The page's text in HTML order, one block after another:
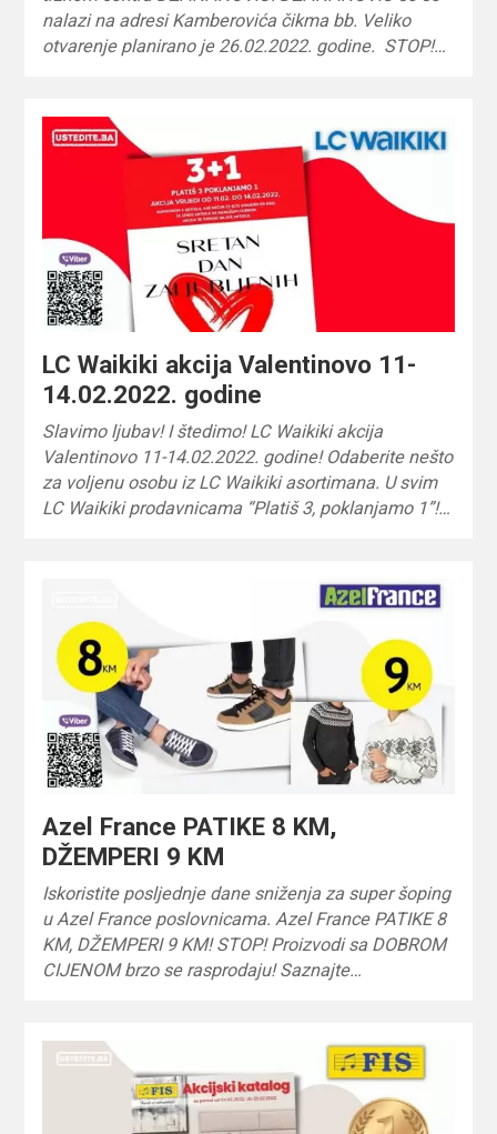
nalazi na adresi Kamberovića čikma bb. Veliko
otvarenje planirano je 26.02.2022. godine. STOP!…
LC Waikiki akcija Valentinovo 11-
14.02.2022. godine
Slavimo ljubav! I štedimo! LC Waikiki akcija
Valentinovo 11-14.02.2022. godine! Odaberite nešto
za voljenu osobu iz LC Waikiki asortimana. U svim
LC Waikiki prodavnicama “Platiš 3, poklanjamo 1”!…
Azel France PATIKE 8 KM,
DŽEMPERI 9 KM
Iskoristite posljednje dane sniženja za super šoping
u Azel France poslovnicama. Azel France PATIKE 8
KM, DŽEMPERI 9 KM! STOP! Proizvodi sa DOBROM
CIJENOM brzo se rasprodaju! Saznajte…